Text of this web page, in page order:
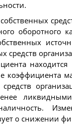
оборотного
средств
коэффициента
о снижении